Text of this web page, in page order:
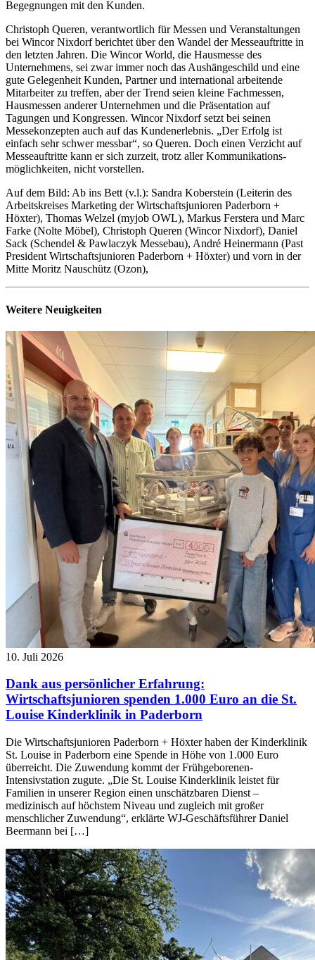
Begegnungen mit den Kunden.
Christoph Queren, verantwortlich für Messen und Veranstaltungen
bei Wincor Nixdorf berichtet über den Wandel der Messeauftritte in
den letzten Jahren. Die Wincor World, die Hausmesse des
Unternehmens, sei zwar immer noch das Aushängeschild und eine
gute Gelegenheit Kunden, Partner und international arbeitende
Mitarbeiter zu treffen, aber der Trend seien kleine Fachmessen,
Hausmessen anderer Unternehmen und die Präsentation auf
Tagungen und Kongressen. Wincor Nixdorf setzt bei seinen
Messekonzepten auch auf das Kundenerlebnis. „Der Erfolg ist
einfach sehr schwer messbar“, so Queren. Doch einen Verzicht auf
Messeauftritte kann er sich zurzeit, trotz aller Kommunikations-
möglichkeiten, nicht vorstellen.
Auf dem Bild: Ab ins Bett (v.l.): Sandra Koberstein (Leiterin des
Arbeitskreises Marketing der Wirtschaftsjunioren Paderborn +
Höxter), Thomas Welzel (myjob OWL), Markus Ferstera und Marc
Farke (Nolte Möbel), Christoph Queren (Wincor Nixdorf), Daniel
Sack (Schendel & Pawlaczyk Messebau), André Heinermann (Past
President Wirtschaftsjunioren Paderborn + Höxter) und vorn in der
Mitte Moritz Nauschütz (Ozon),
Weitere Neuigkeiten
10. Juli 2026
Dank aus persönlicher Erfahrung:
Wirtschaftsjunioren spenden 1.000 Euro an die St.
Louise Kinderklinik in Paderborn
Die Wirtschaftsjunioren Paderborn + Höxter haben der Kinderklinik
St. Louise in Paderborn eine Spende in Höhe von 1.000 Euro
überreicht. Die Zuwendung kommt der Frühgeborenen-
Intensivstation zugute. „Die St. Louise Kinderklinik leistet für
Familien in unserer Region einen unschätzbaren Dienst –
medizinisch auf höchstem Niveau und zugleich mit großer
menschlicher Zuwendung“, erklärte WJ-Geschäftsführer Daniel
Beermann bei […]